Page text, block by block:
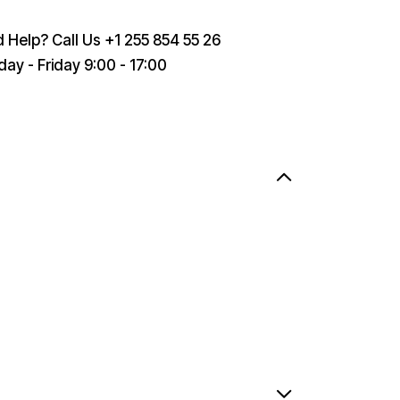
Help? Call Us +1 255 854 55 26
- Friday 9:00 - 17:00